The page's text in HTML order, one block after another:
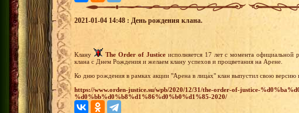
2021-01-04 14:48 : День рождения клана.
Клану The Order of Justiceисполняется 17 лет с момента официальной
клана с Днем Рождения и желаем клану успехов и процветания на Арене.
Ко дню рождения в рамках акции "Арена в лицах" клан выпустил свою версию
https://www.orden-justice.su/wpb/2020/12/31/the-order-of-justice-
%d0%bb%d0%b8%d1%86%d0%b0%d1%85-2020/